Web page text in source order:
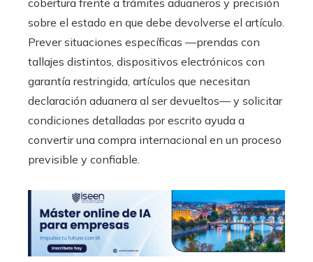
sobre el estado en que debe devolverse el artículo.
Prever situaciones específicas —prendas con
tallajes distintos, dispositivos electrónicos con
garantía restringida, artículos que necesitan
declaración aduanera al ser devueltos— y solicitar
condiciones detalladas por escrito ayuda a
convertir una compra internacional en un proceso
previsible y confiable.